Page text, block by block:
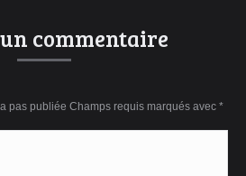
commentaire
pas publiée Champs requis marqués avec *